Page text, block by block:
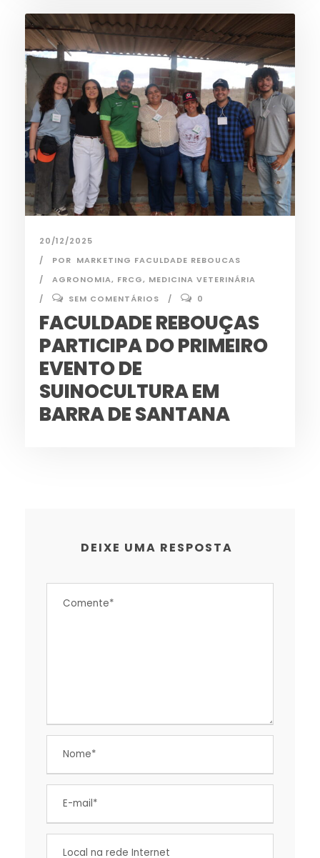
20/12/2025
POR MARKETING FACULDADE REBOUCAS
AGRONOMIA, FRCG, MEDICINA VETERINÁRIA
SEM COMENTÁRIOS
0
FACULDADE REBOUÇAS
PARTICIPA DO PRIMEIRO
EVENTO DE
SUINOCULTURA EM
BARRA DE SANTANA
DEIXE UMA RESPOSTA